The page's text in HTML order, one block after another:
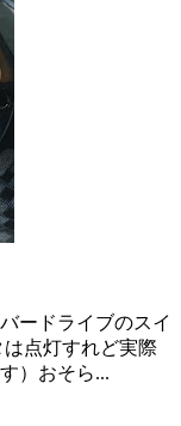
ードライブのスイ
点灯すれど実際
）おそら...